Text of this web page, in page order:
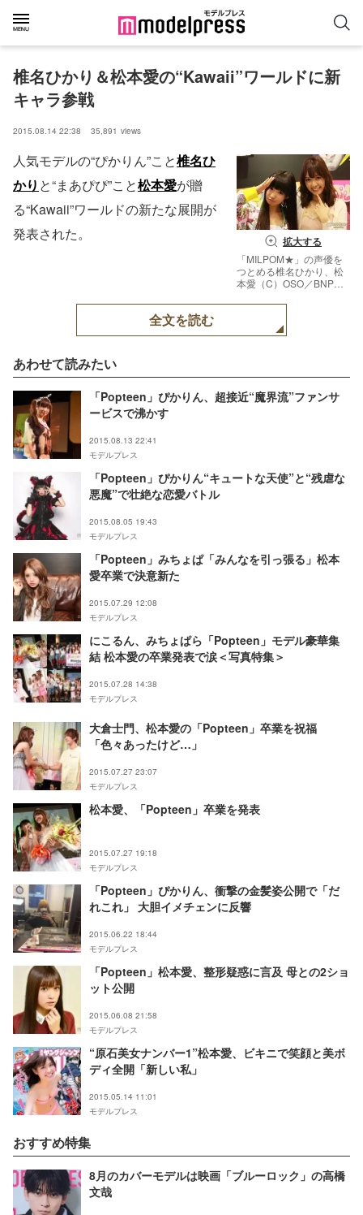
椎名ひかり＆松本愛の“Kawaii”ワールドに新
キャラ参戦
2015.08.14 22:38 35,891 views
拡大する
「MILPOM★」の声優を
つとめる椎名ひかり、松
本愛（C）OSO／BNP，
ASOBISYSTEM，
人気モデルの“ぴかりん”こと椎名ひ
かり と“まあぴぴ”こと松本愛が贈
る“Kawaii”ワールドの新たな展開が
発表された。
全文を読む
あわせて読みたい
「Popteen」ぴかりん、超接近“魔界流”ファンサ
ービスで沸かす
2015.08.13 22:41
モデルプレス
「Popteen」ぴかりん“キュートな天使”と“残虐な
悪魔”で壮絶な恋愛バトル
2015.08.05 19:43
モデルプレス
「Popteen」みちょぱ「みんなを引っ張る」松本
愛卒業で決意新た
2015.07.29 12:08
モデルプレス
にこるん、みちょぱら「Popteen」モデル豪華集
結 松本愛の卒業発表で涙＜写真特集＞
2015.07.28 14:38
モデルプレス
大倉士門、松本愛の「Popteen」卒業を祝福
「色々あったけど…」
2015.07.27 23:07
モデルプレス
松本愛、「Popteen」卒業を発表
2015.07.27 19:18
モデルプレス
「Popteen」ぴかりん、衝撃の金髪姿公開で「だ
れこれ」 大胆イメチェンに反響
2015.06.22 18:44
モデルプレス
「Popteen」松本愛、整形疑惑に言及 母との2ショ
ット公開
2015.06.08 21:58
モデルプレス
“原石美女ナンバー1”松本愛、ビキニで笑顔と美ボ
ディ全開「新しい私」
2015.05.14 11:01
モデルプレス
おすすめ特集
8月のカバーモデルは映画「ブルーロック」の高橋
文哉